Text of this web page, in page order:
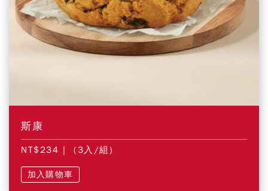
斯康
NT$234 | (3入/組)
加入購物車